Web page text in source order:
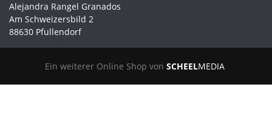
Alejandra Rangel Granados
Am Schweizersbild 2
88630 Pfullendorf
Ein weiterer Online Shop von SCHEELMEDIA